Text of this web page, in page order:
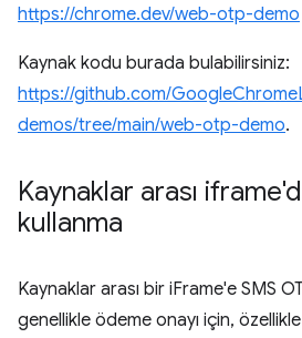
https://chrome.dev/web-otp-demo
Kaynak kodu burada bulabilirsiniz:
https://github.com/
demos/tree/main/web-otp-demo.
Kaynaklar arası
kullanma
Kaynaklar arası bir iFrame'e SMS
genellikle ödeme onayı için,